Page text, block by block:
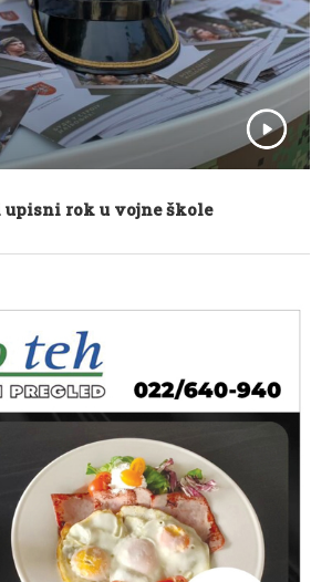
upisni rok u vojne škole